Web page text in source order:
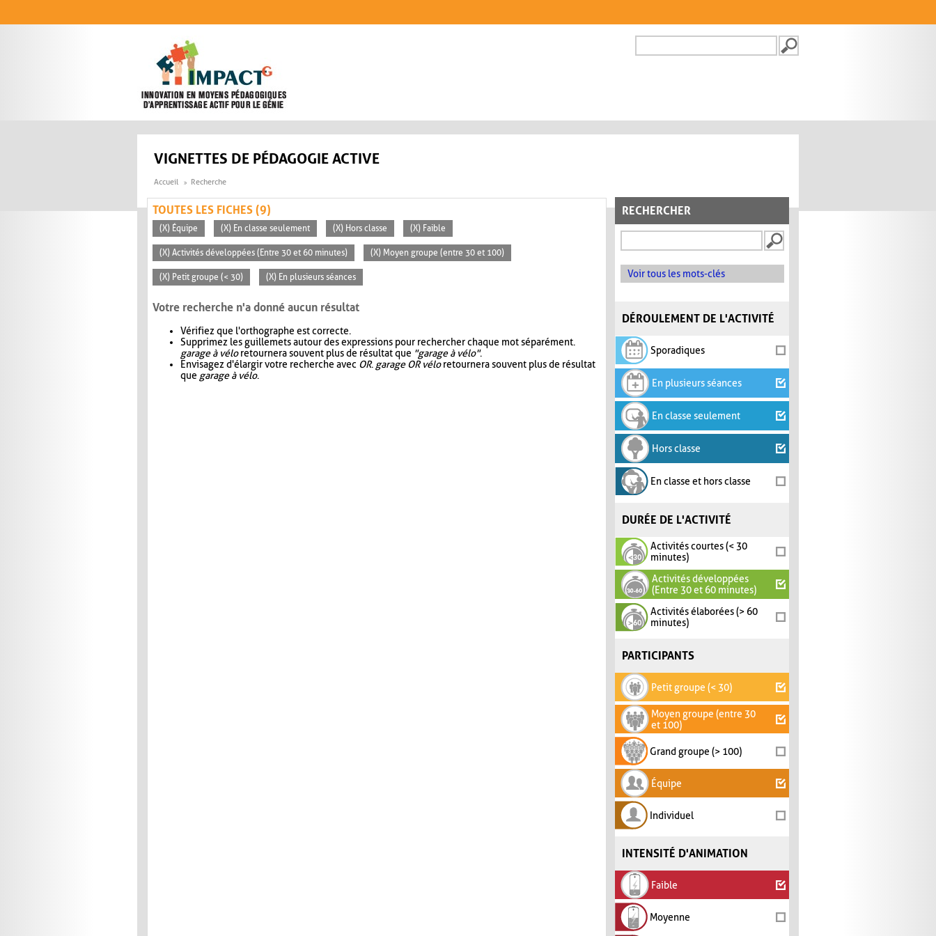
FORMULAIRE DE
VIGNETTES DE PÉDAGOGIE ACTIVE
Accueil Recherche
RECHERCHER
Voir tous les mots-clés
DÉROULEMENT DE L'ACTIVITÉ
Sporadiques
En plusieurs séances
En classe seulement
Hors classe
En classe et hors classe
DURÉE DE L'ACTIVITÉ
Activités courtes (< 30
minutes)
Activités développées
(Entre 30 et 60 minutes)
Activités élaborées (> 60
minutes)
PARTICIPANTS
Petit groupe (< 30)
Moyen groupe (entre 30
et 100)
Grand groupe (> 100)
Équipe
Individuel
INTENSITÉ D'ANIMATION
Faible
Moyenne
TOUTES LES FICHES (9)
(X) Équipe (X) En classe seulement (X) Hors classe (X) Faible
(X) Activités développées (Entre 30 et 60 minutes) (X) Moyen groupe (entre 30 et 100)
(X) Petit groupe (< 30) (X) En plusieurs séances
Votre recherche n'a donné aucun résultat
Vérifiez que l'orthographe est correcte.
Supprimez les guillemets autour des expressions pour rechercher chaque mot séparément.
garage à véloretournera souvent plus de résultat que "garage à vélo".
Envisagez d'élargir votre recherche avec OR. garage OR véloretournera souvent plus de résultat
que garage à vélo.